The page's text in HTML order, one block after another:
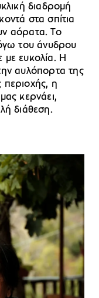
διαδρομή
στα σπίτια
αόρατα. Το
του άνυδρου
με ευκολία. Η
αυλόπορτα της
περιοχής, η
κερνάει,
διάθεση.